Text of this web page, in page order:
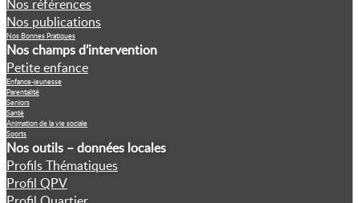
Nos références
Nos publications
Nos Bonnes Pratiques
Nos champs d’intervention
Petite enfance
Enfance-jeunesse
Parentalité
Seniors
Santé
Animation de la vie sociale
Sports
Nos outils – données locales
Profils Thématiques
Profil QPV